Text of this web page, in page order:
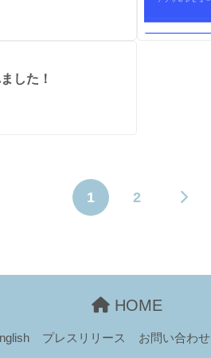
した！
1 2
HOME
プレスリリース お問い合わせ